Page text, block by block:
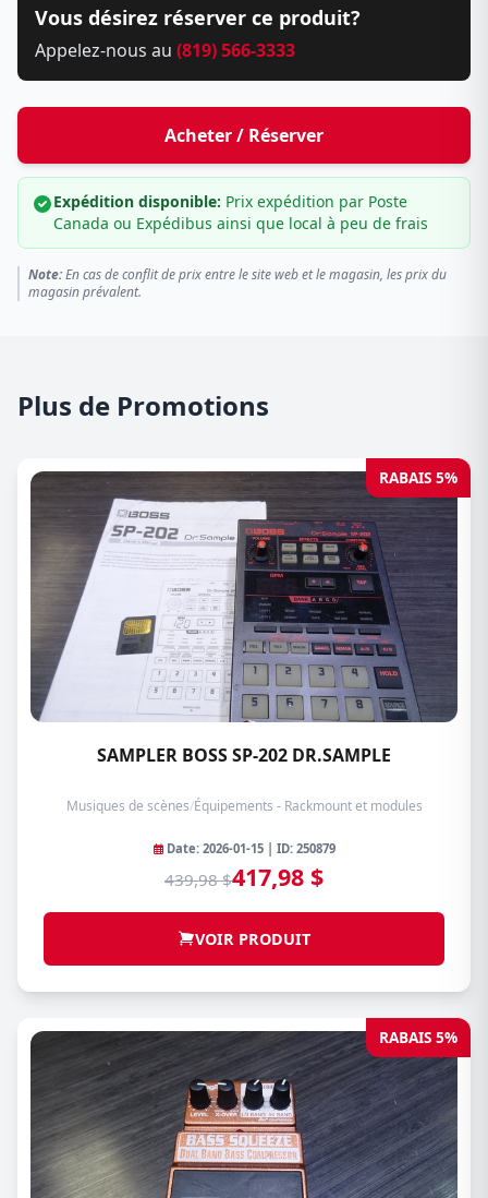
Vous désirez réserver ce produit?
Appelez-nous au (819) 566-3333
Acheter / Réserver
Expédition disponible: Prix expédition par Poste
Canada ou Expédibus ainsi que local à peu de frais
Note:En cas de conflit de prix entre le site web et le magasin, les prix du
magasin prévalent.
Plus de Promotions
RABAIS 5%
SAMPLER BOSS SP-202 DR.SAMPLE
Musiques de scènes/Équipements - Rackmount et modules
Date: 2026-01-15 | ID: 250879
439,98 $417,98 $
VOIR PRODUIT
RABAIS 5%